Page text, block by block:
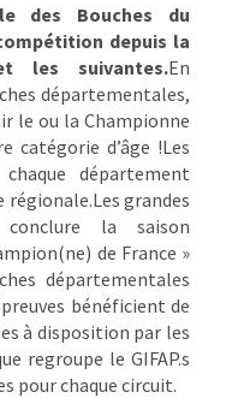
des Bouches du
depuis la
les suivantes.En
départementales,
le ou la Championne
catégorie d’âge !Les
département
grandes
la saison
de France »
départementales
bénéficient de
à disposition par les
regroupe le GIFAP.s
pour chaque circuit.